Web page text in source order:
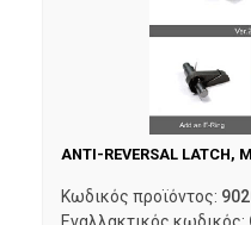
ANTI-REVERSAL LATCH,
Κωδικός προϊόντος: